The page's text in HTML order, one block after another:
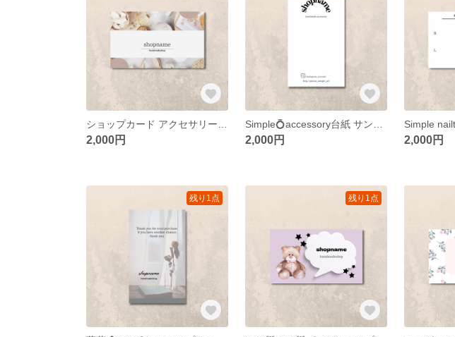
2,000円 2,000円 2,000円
残り1点 残り1点